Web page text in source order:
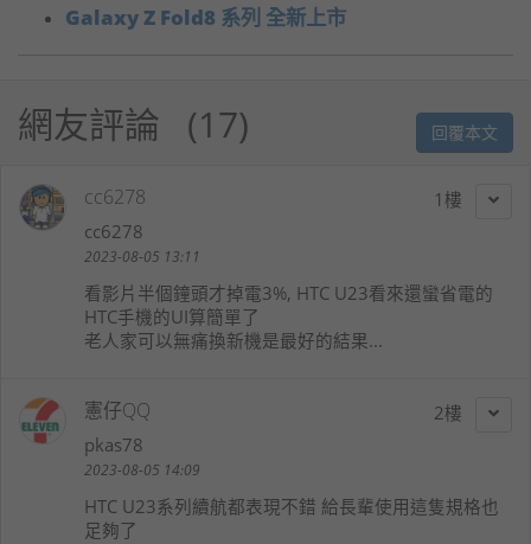
Galaxy Z Fold8 系列 全新上市
網友評論 17 回覆本文
1
cc6278
cc6278
2023-08-05 13:11
看影片半個鐘頭才掉電3%, HTC U23看來還蠻省電的
HTC手機的UI算簡單了
老人家可以無痛換新機是最好的結果...
2
憲仔QQ
pkas78
2023-08-05 14:09
HTC U23系列續航都表現不錯 給長輩使用這隻規格也
足夠了